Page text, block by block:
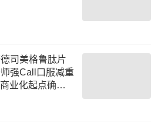
司美格鲁肽片
强Call口服减重
业化起点确
服片剂在美国递